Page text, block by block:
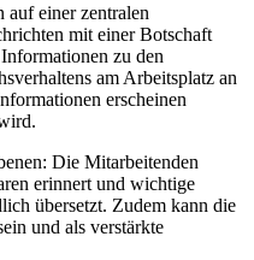
auf einer zentralen
mit einer Botschaft
zu den
am Arbeitsplatz an
erscheinen
Die Mitarbeitenden
erinnert und wichtige
übersetzt. Zudem kann die
und als verstärkte